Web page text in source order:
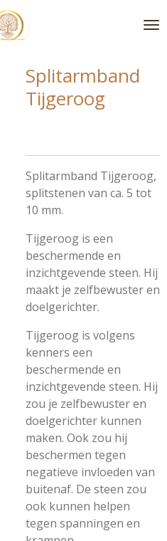
Splitarmband
Tijgeroog
Splitarmband Tijgeroog,
splitstenen van ca. 5 tot
10 mm.
Tijgeroog is een
beschermende en
inzichtgevende steen. Hij
maakt je zelfbewuster en
doelgerichter.
Tijgeroog is volgens
kenners een
beschermende en
inzichtgevende steen. Hij
zou je zelfbewuster en
doelgerichter kunnen
maken. Ook zou hij
beschermen tegen
negatieve invloeden van
buitenaf. De steen zou
ook kunnen helpen
tegen spanningen en